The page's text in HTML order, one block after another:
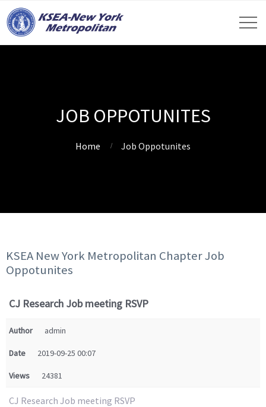
JOB OPPOTUNITES
Home Job Oppotunites
KSEA New York Metropolitan Chapter Job
Oppotunites
CJ Research Job meeting RSVP
Author admin
Date 2019-09-25 00:07
Views 24381
CJ Research Job meeting RSVP